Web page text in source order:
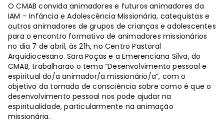
O CMAB convida animadores e futuros animadores da
IAM – Infância e Adolescência Missionária, catequistas e
outros animadores de grupos de crianças e adolescentes
para o encontro formativo de animadores missionários
no dia 7 de abril, às 21h, no Centro Pastoral
Arquidiocesano. Sara Poças e a Emerenciana Silva, do
CMAB, trabalharão o tema “Desenvolvimento pessoal e
espiritual do/a animador/a missionário/a”, com o
objetivo da tomada de consciência sobre como é que o
desenvolvimento pessoal nos pode ajudar na
espiritualidade, particularmente na animação
missionária.